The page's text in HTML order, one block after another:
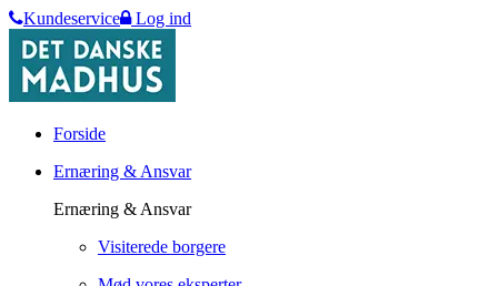
Kundeservice Log ind
Forside
Ernæring & Ansvar
Ernæring & Ansvar
Visiterede borgere